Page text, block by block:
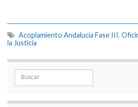
Acoplamiento Andalucía Fase III ,
la Justicia
Search for: